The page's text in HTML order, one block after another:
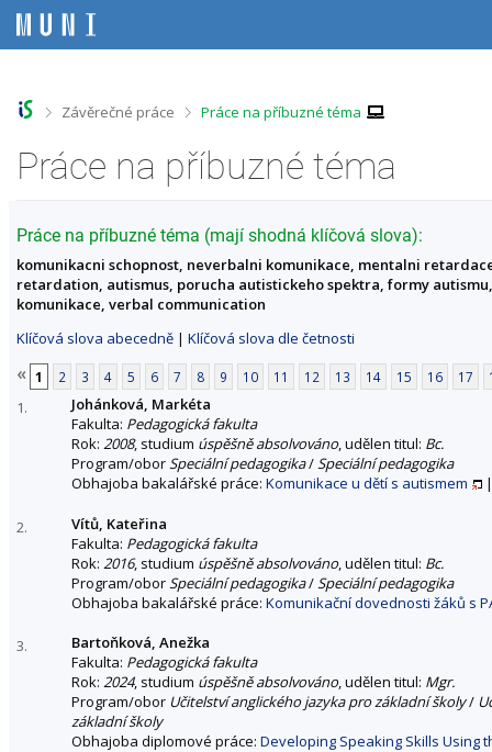
e
e
e
e
>Závěrečné práce >
Práce na příbuzné téma
Práce na příbuzné téma
Práce na příbuzné téma (mají shodná klíčová slova):
komunikacni schopnost, neverbalni komunikace, mentalni
retardation, autismus, porucha autistickeho spektra, formy
komunikace, verbal communication
Klíčová slova abecedně | Klíčová slova dle četnosti
« 1 2 3 4 5 6 7 8 9 10 11 12 13 14 15 16 17
1.
Johánková, Markéta
Fakulta: Pedagogická fakulta
Rok: 2008, studium úspěšně absolvováno, udělen titul: Bc.
Program/oborSpeciální pedagogika/Speciální pedagogika
Obhajoba bakalářské práce: Komunikace u dětí s autismem
2.
Vítů, Kateřina
Fakulta: Pedagogická fakulta
Rok: 2016, studium úspěšně absolvováno, udělen titul: Bc.
Program/oborSpeciální pedagogika/Speciální pedagogika
Obhajoba bakalářské práce: Komunikační dovednosti žáků s
3.
Bartoňková, Anežka
Fakulta: Pedagogická fakulta
Rok: 2024, studium úspěšně absolvováno, udělen titul: Mgr.
Program/obor Učitelství anglického jazyka pro základní školy/
základní školy
Obhajoba diplomové práce: Developing Speaking Skills Using